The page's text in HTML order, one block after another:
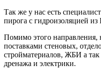
Так же у нас есть
пирога с гидроизоляцией
Помимо этого направления,
поставками стеновых,
стройматериалов, ЖБИ а
дренажа и электрики.